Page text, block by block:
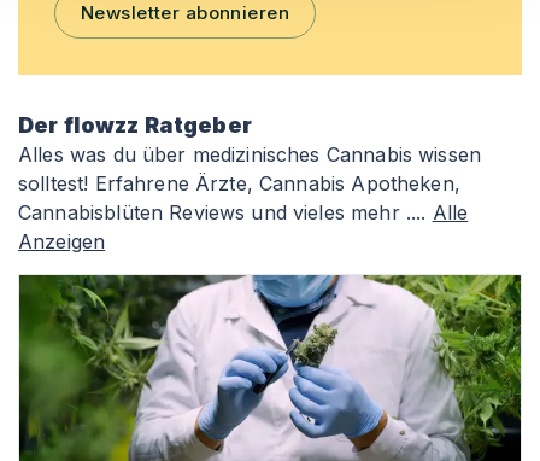
Newsletter abonnieren
Der flowzz Ratgeber
Alles was du über medizinisches Cannabis wissen
solltest! Erfahrene Ärzte, Cannabis Apotheken,
Cannabisblüten Reviews und vieles mehr .... Alle
Anzeigen